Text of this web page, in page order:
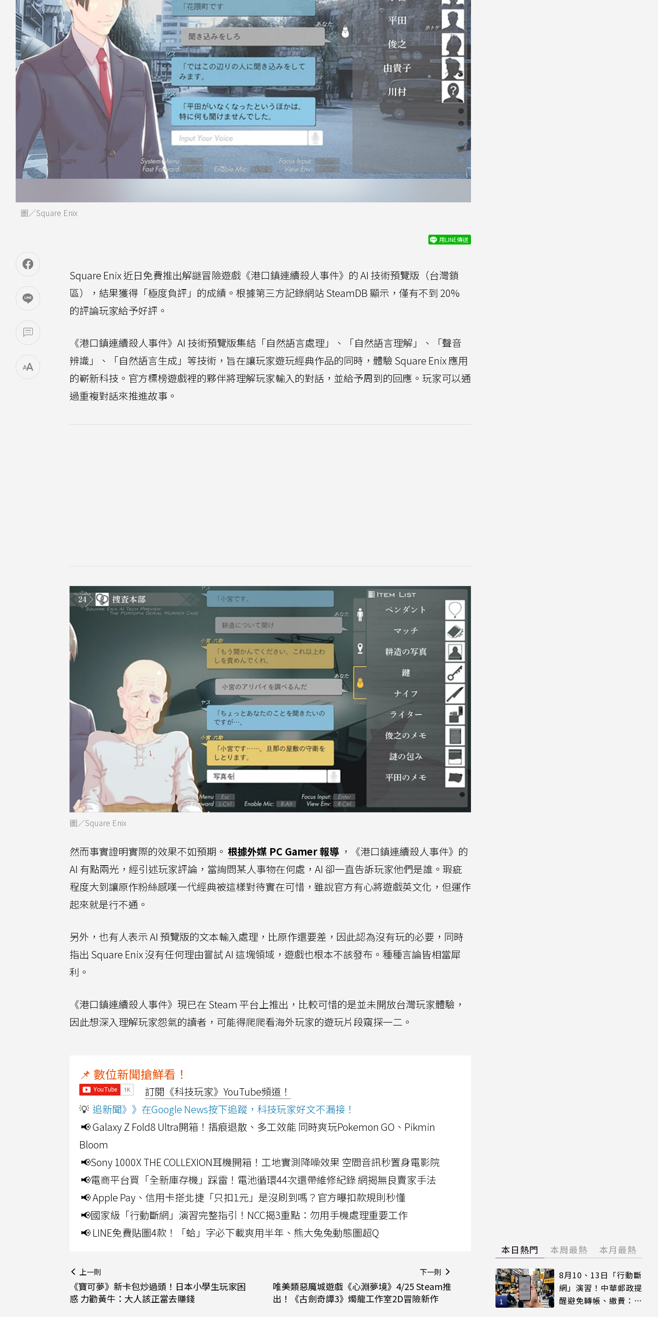
圖／Square Enix
用LINE傳送
Square Enix 近日免費推出解謎冒險遊戲《港口鎮連續殺人事件》的 AI 技術預覽版（台灣鎖
區），結果獲得「極度負評」的成績。根據第三方記錄網站 SteamDB 顯示，僅有不到 20%
的評論玩家給予好評。
《港口鎮連續殺人事件》AI 技術預覽版集結「自然語言處理」、「自然語言理解」、「聲音
辨識」、「自然語言生成」等技術，旨在讓玩家遊玩經典作品的同時，體驗 Square Enix 應用
的嶄新科技。官方標榜遊戲裡的夥伴將理解玩家輸入的對話，並給予周到的回應。玩家可以通
過重複對話來推進故事。
圖／Square Enix
然而事實證明實際的效果不如預期。 根據外媒 PC Gamer 報導 ，《港口鎮連續殺人事件》的
AI 有點兩光，經引述玩家評論，當詢問某人事物在何處，AI 卻一直告訴玩家他們是誰。瑕疵
程度大到讓原作粉絲感嘆一代經典被這樣對待實在可惜，雖說官方有心將遊戲英文化，但運作
起來就是行不通。
另外，也有人表示 AI 預覽版的文本輸入處理，比原作還要差，因此認為沒有玩的必要，同時
指出 Square Enix 沒有任何理由嘗試 AI 這塊領域，遊戲也根本不該發布。種種言論皆相當犀
利。
《港口鎮連續殺人事件》現已在 Steam 平台上推出，比較可惜的是並未開放台灣玩家體驗，
因此想深入理解玩家怨氣的讀者，可能得爬爬看海外玩家的遊玩片段窺探一二。
📌 數位新聞搶鮮看！
訂閱《科技玩家》YouTube頻道！
💡 追新聞》》在Google News按下追蹤，科技玩家好文不漏接！
📢 Galaxy Z Fold8 Ultra開箱！摺痕退散、多工效能 同時爽玩Pokemon GO、Pikmin
Bloom
📢Sony 1000X THE COLLEXION耳機開箱！工地實測降噪效果 空間音訊秒置身電影院
📢電商平台買「全新庫存機」踩雷！電池循環44次還帶維修紀錄 網揭無良賣家手法
📢 Apple Pay、信用卡搭北捷「只扣1元」是沒刷到嗎？官方曝扣款規則秒懂
📢國家級「行動斷網」演習完整指引！NCC揭3重點：勿用手機處理重要工作
📢 LINE免費貼圖4款！「蛤」字必下載爽用半年、熊大兔兔動態圖超Q
上一則
《寶可夢》新卡包炒過頭！日本小學生玩家困
惑 力勸黃牛：大人該正當去賺錢
下一則
唯美類惡魔城遊戲《心淵夢境》4/25 Steam推
出！《古劍奇譚3》燭龍工作室2D冒險新作
本日熱門 本周最熱 本月最熱
8月10、13日「行動斷
網」演習！中華郵政提
醒避免轉帳、繳費：務